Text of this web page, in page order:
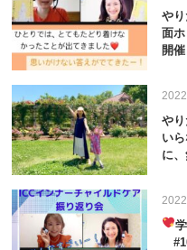
や
面
開
や
い
に